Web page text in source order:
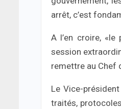
arrêt, c’est
A l’en croire,
session
remettre au Chef
Le Vice-
traités,